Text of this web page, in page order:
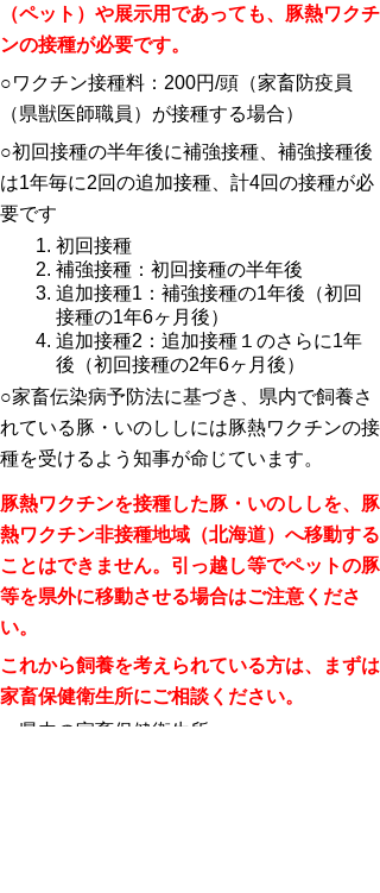
（ペット）や展示用であっても、豚熱ワクチ
ンの接種が必要です。
○ワクチン接種料：200円/頭（家畜防疫員
（県獣医師職員）が接種する場合）
○初回接種の半年後に補強接種、補強接種後
は1年毎に2回の追加接種、計4回の接種が必
要です
初回接種
補強接種：初回接種の半年後
追加接種1：補強接種の1年後（初回
接種の1年6ヶ月後）
追加接種2：追加接種１のさらに1年
後（初回接種の2年6ヶ月後）
○家畜伝染病予防法に基づき、県内で飼養さ
れている豚・いのししには豚熱ワクチンの接
種を受けるよう知事が命じています。
豚熱ワクチンを接種した豚・いのししを、豚
熱ワクチン非接種地域（北海道）へ移動する
ことはできません。引っ越し等でペットの豚
等を県外に移動させる場合はご注意くださ
い。
これから飼養を考えられている方は、まずは
家畜保健衛生所にご相談ください。
＜県内の家畜保健衛生所＞